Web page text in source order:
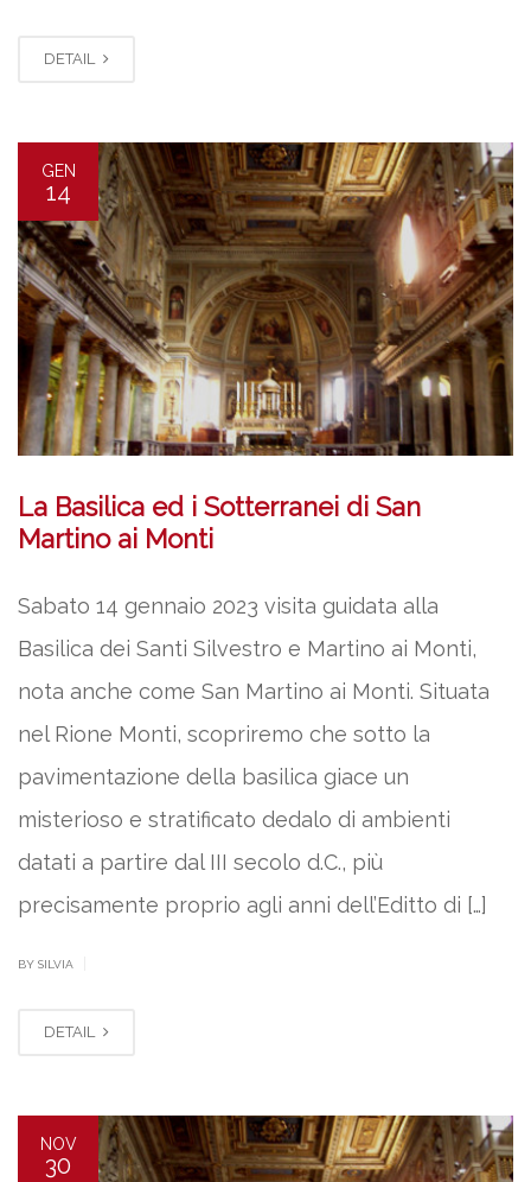
DETAIL
GEN
14
La Basilica ed i Sotterranei di San
Martino ai Monti
Sabato 14 gennaio 2023 visita guidata alla
Basilica dei Santi Silvestro e Martino ai Monti,
nota anche come San Martino ai Monti. Situata
nel Rione Monti, scopriremo che sotto la
pavimentazione della basilica giace un
misterioso e stratificato dedalo di ambienti
datati a partire dal III secolo d.C., più
precisamente proprio agli anni dell’Editto di […]
BY SILVIA
DETAIL
NOV
30